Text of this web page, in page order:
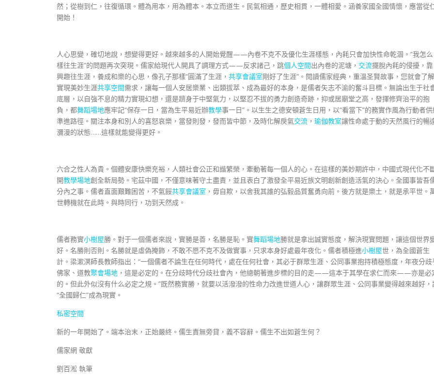
然；從樹到仁，往復循環。體為用本，用為體本。本立而道生。民氣相通，歷史相貫，一體相愛。涵養家國全國情懷，應當從
開始！
人心思變，確切地說，想變得更好。越來越多的人開始覺醒——內卷不克不及優化生涯樣態，內耗只會加快性命乾涸。“我怎么
樣往生涯”的問題再次突現。儒家給現代人開具了調理方式——反求諸己，跳個人空間出內卷的泥塘， 交流擺脫內耗的侵擾，靠
興趣往生涯，養成和樂的心思，像孔子那樣“圓滿了生涯， 共享會議室剛好了生涯”。閱讀儒家經典，重溫圣賢故事，您就會了解
實現美妙生涯共享空間需求，讓每一個人安居樂業、出類拔萃、成為最好的本身，是儒者矢志不渝的奮斗目標。無論出生于社
底層，以自強不息的精力實現幻想，還是躋身于中堅氣力，以堅忍不拔的勇力創造奇跡，抑或居廟堂之高，發揮修齊治平的抱
負，都舞蹈場地應牢記“保存一日，當為生平易近辦教學事一日”。以生生之德安頓蒼生日用，以“看當下”的務實作風為行動者
準進路徑。關注本身和別人的喜怒哀樂，當發則發，發而皆中節，及時化解戾氣交流 ， 瑜伽教室讓性命處于動的天然風行的暢
瀰漫的狀態……這樣就能變得更好。
六合之性人為貴。個體安康快樂充裕，人類社會公正和諧繁榮，牽動著每一個人的心。在這樣的美妙期許中，中國式現代化不
開教學場地創全新局勢。宅茲中國，不僅意味著守土盡責，並且表白了激發全平易近族文明創新創造活氣的決心。全國事皆吾
分內之事。儒者直面艱難困苦，不氣餒共享會議室 ，毋自欺，以舍我其誰的弘毅品質奮勇向前。後方就是樂土，就是承平世。
世轉機就在此時。與時同行，功到天然成。
儒者務實小樹屋勝。對于一個儒者來說，實勝是善，名勝是恥。實舞蹈場地勝就是拿出誠實態度，解決現實問題，讓這個世界
好。名勝則否則。名勝就是虛偽掩飾，不敢不愿不克不及做實事，只求本身好處最年夜化。儒者積極進小樹屋世，為全國蒼生
計。梁漱溟師長教師指出：“一個儒者不論生在任何時代，處在任何社會，其必于群眾生涯、公同事業抱持積極態度，年夜分歧
佛家、道教聚會場地 ，這是必定的。在分歧時代分歧社會內，他總朝著進步標的目的走——這本于其學在求仁而來——亦是必
的。但此外似沒有什么必定之規。”既然務實勝，就要以活潑潑的性命力改進世道人心，讓群眾生涯、公同事業變得越來越好，
“全國歸仁”成為現實。
私密空間
新的一年開始了。端本治末，正始嚴終。儒生責無旁貸，義不容辭。儒生不出如蒼生何？
儒家網 敬獻
劉百淞 執筆